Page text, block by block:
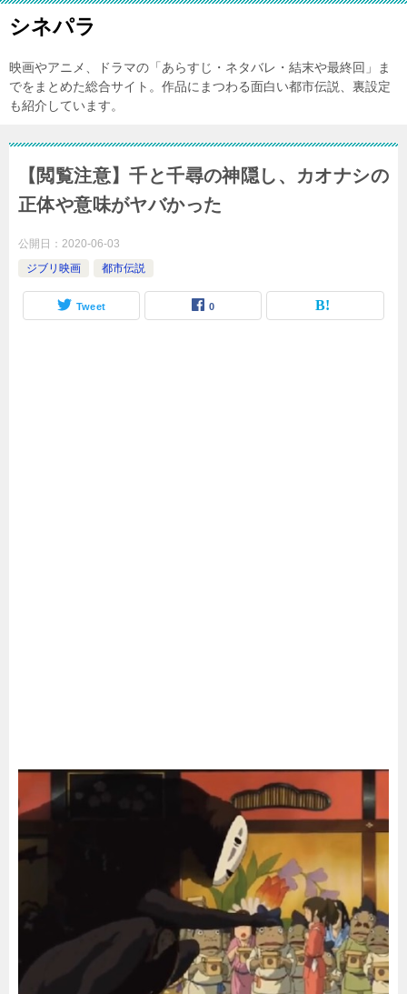
シネパラ
映画やアニメ、ドラマの「あらすじ・ネタバレ・結末や最終回」ま
でをまとめた総合サイト。作品にまつわる面白い都市伝説、裏設定
も紹介しています。
【閲覧注意】千と千尋の神隠し、カオナシの
正体や意味がヤバかった
公開日： 2020-06-03
ジブリ映画
都市伝説
Tweet 0